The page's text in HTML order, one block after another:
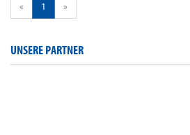
« 1 »
UNSERE PARTNER